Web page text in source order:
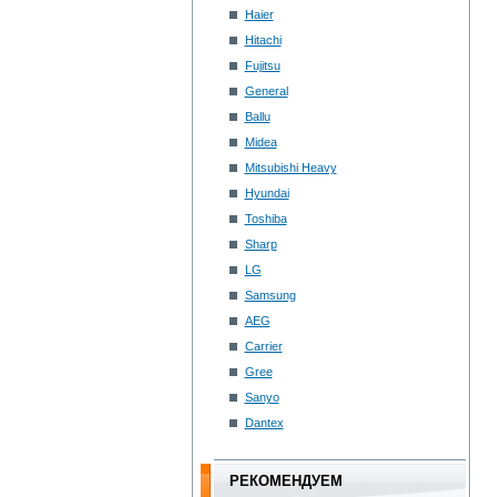
Haier
Hitachi
Fujitsu
General
Ballu
Midea
Mitsubishi Heavy
Hyundai
Toshiba
Sharp
LG
Samsung
AEG
Carrier
Gree
Sanyo
Dantex
РЕКОМЕНДУЕМ